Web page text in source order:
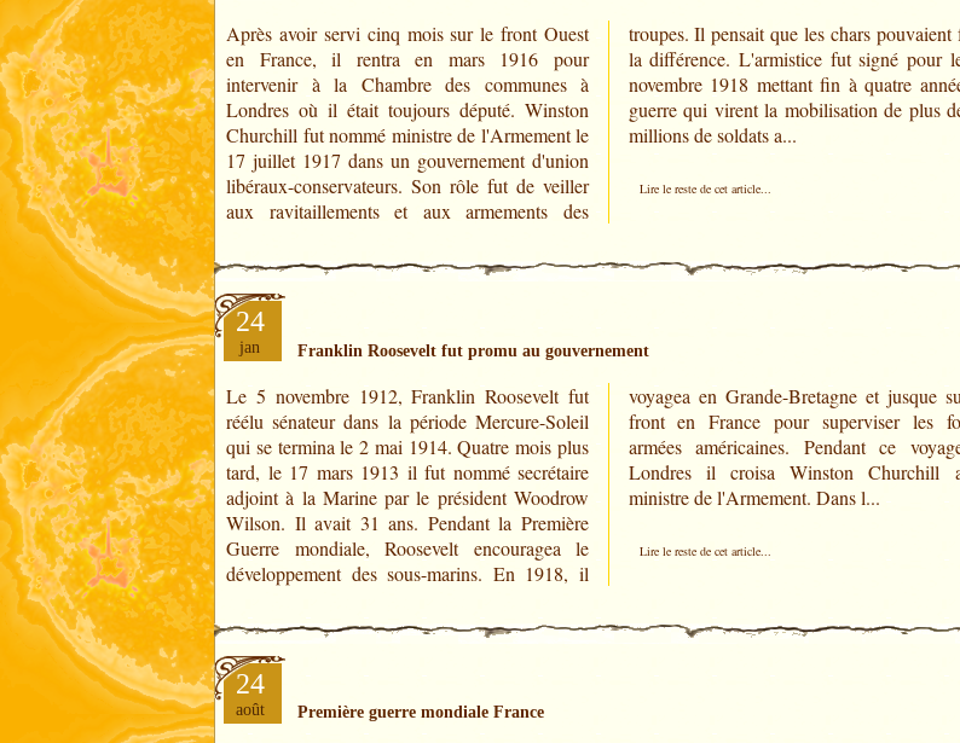
Après avoir servi cinq mois sur le front Ouest
en France, il rentra en mars 1916 pour
intervenir à la Chambre des communes à
Londres où il était toujours député. Winston
Churchill fut nommé ministre de l'Armement le
17 juillet 1917 dans un gouvernement d'union
libéraux-conservateurs. Son rôle fut de veiller
aux ravitaillements et aux armements des
troupes. Il pensait que les chars pouvaient faire
la différence. L'armistice fut signé pour le 11
novembre 1918 mettant fin à quatre année de
guerre qui virent la mobilisation de plus de 42
millions de soldats a...
Lire le reste de cet article...
24
jan Franklin Roosevelt fut promu au gouvernement
Le 5 novembre 1912, Franklin Roosevelt fut
réélu sénateur dans la période Mercure-Soleil
qui se termina le 2 mai 1914. Quatre mois plus
tard, le 17 mars 1913 il fut nommé secrétaire
adjoint à la Marine par le président Woodrow
Wilson. Il avait 31 ans. Pendant la Première
Guerre mondiale, Roosevelt encouragea le
développement des sous-marins. En 1918, il
voyagea en Grande-Bretagne et jusque sur le
front en France pour superviser les forces
armées américaines. Pendant ce voyage, à
Londres il croisa Winston Churchill alors
ministre de l'Armement. Dans l...
Lire le reste de cet article...
24
août Première guerre mondiale France